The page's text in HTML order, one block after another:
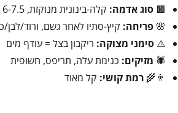
🟫 סוג אדמה: קלה-בינונית מנוקזת, pH 6-7.5
🌸 פריחה: קיץ-סתיו לאחר גשם, ורוד/לבן/
⚠️ סימני מצוקה: ריקבון בצל = עודף מים
🕷️ מזיקים: כנימת עלה, תריפס, חשופית
👨‍🌾 רמת קושי: קל מאוד